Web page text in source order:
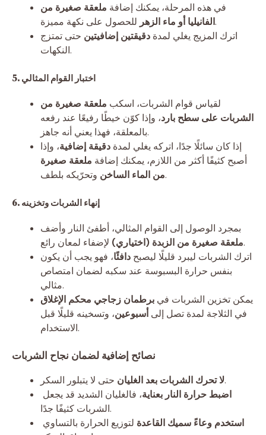
في هذه المرحلة، يمكنك إضافة ملعقة صغيرة من
الفانيليا أو ماء الزهرللحصول على نكهة مميزة.
اترك المزيج يغلي لمدة دقيقتين إضافيتين حتى تمتزج
النكهات.
5. اختبار القوام المثالي
لقياس قوام الشربات، اسكب ملعقة صغيرة من
الشربات على سطح بارد، وإذا كوّن خيطًا رفيعًا عند رفعه
بالمعلقة، فهذا يعني أنه جاهز.
إذا كان سائلًا جدًا، اتركه يغلي لمدة دقيقة إضافية، وإذا
أصبح كثيفًا أكثر من اللازم، يمكنك إضافة ملعقة صغيرة
من الماء الساخنوتحرّيكه بلطف.
6. إنهاء الشربات وتخزينه
بمجرد الوصول إلى القوام المثالي، أطفئ النار وأضف
ملعقة صغيرة من الزبدة (اختياري)لإضفاء لمعان رائع.
اترك الشربات ليبرد قليلًا ليصبح دافئًا، فهو يجب أن يكون
بنفس حرارة البسبوسة عند سكبه لضمان امتصاص
مثالي.
يمكن تخزين الشربات في برطمان زجاجي محكم الإغلاق
في الثلاجة لمدة تصل إلى أسبوعين، وتسخينه قليلًا قبل
الاستخدام.
نصائح إضافية لضمان نجاح الشربات
لا تحرك الشربات بعد الغليانحتى لا يتبلور السكر.
اضبط حرارة النار بعناية، فالغليان الشديد قد يجعل
الشربات كثيفًا جدًا.
استخدم وعاءً سميك القاعدة لتوزيع الحرارة بالتساوي